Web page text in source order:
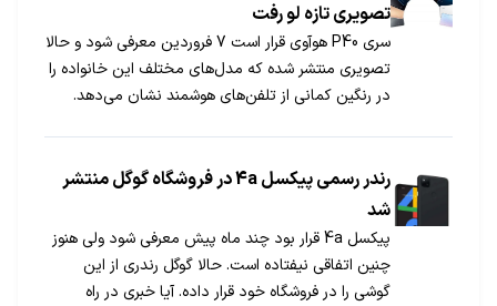
تصویری تازه لو رفت
سری P40 هوآوی قرار است 7 فروردین معرفی شود و حالا
تصویری منتشر شده که مدل‌های مختلف این خانواده را
در رنگین کمانی از تلفن‌های هوشمند نشان می‌دهد.
رندر رسمی پیکسل 4a در فروشگاه گوگل منتشر
شد
پیکسل 4a قرار بود چند ماه پیش معرفی شود ولی هنوز
چنین اتفاقی نیفتاده است. حالا گوگل رندری از این
گوشی را در فروشگاه خود قرار داده. آیا خبری در راه